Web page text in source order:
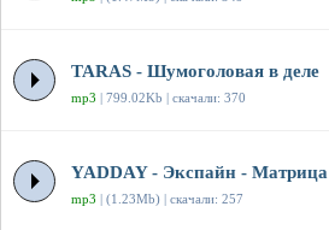
TARAS - Шумоголовая в деле
mp3 | 799.02Kb | скачали: 370
YADDAY - Экспайн - Матрица
mp3 | (1.23Mb) | скачали: 257